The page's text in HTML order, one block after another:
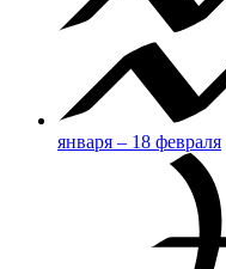
января – 18 февраля